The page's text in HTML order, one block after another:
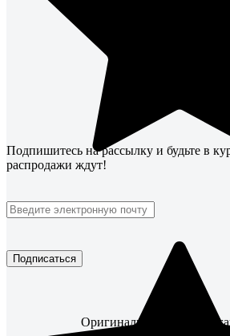
Подпишитесь на рассылку и будьте в
распродажи ждут!
Подписаться
Оригинальные товары с